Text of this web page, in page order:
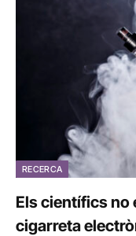
RECERCA
Els científics no
cigarreta